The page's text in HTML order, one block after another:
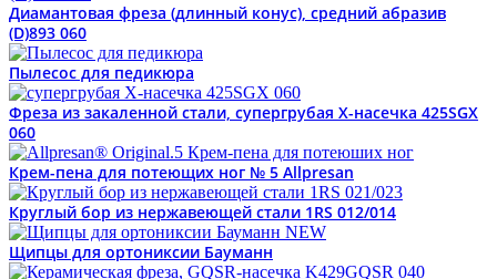
Диамантовая фреза (длинный конус), средний абразив
(D)893 060
Пылесос для педикюра
Фреза из закаленной стали, супергрубая Х-насечка 425SGX
060
Крем-пена для потеющих ног № 5 Allpresan
Круглый бор из нержавеющей стали 1RS 012/014
Щипцы для ортониксии Бауманн